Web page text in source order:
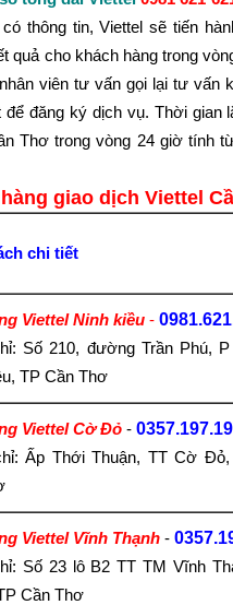
thông tin, Viettel sẽ tiến
quả cho khách hàng trong
viên tư vấn gọi lại tư vấn
để đăng ký dịch vụ. Thời gian
Thơ trong vòng 24 giờ tính
giao dịch Viettel
chi tiết
Viettel Ninh kiều -
Số 210, đường Trần Phú, P
TP Cần Thơ
Viettel Cờ Đỏ -
Ấp Thới Thuận, TT Cờ
Viettel Vĩnh Thạnh -
Số 23 lô B2 TT TM Vĩnh
Cần Thơ